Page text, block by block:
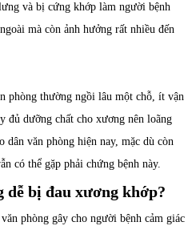
và bị cứng khớp làm người bệnh
mà còn ảnh hưởng rất nhiều đến
phòng thường ngồi lâu một chỗ, ít vận
đủ dưỡng chất cho xương nên loãng
văn phòng hiện nay, mặc dù còn
có thể gặp phải chứng bệnh này.
dễ bị đau xương khớp?
phòng gây cho người bệnh cảm giác